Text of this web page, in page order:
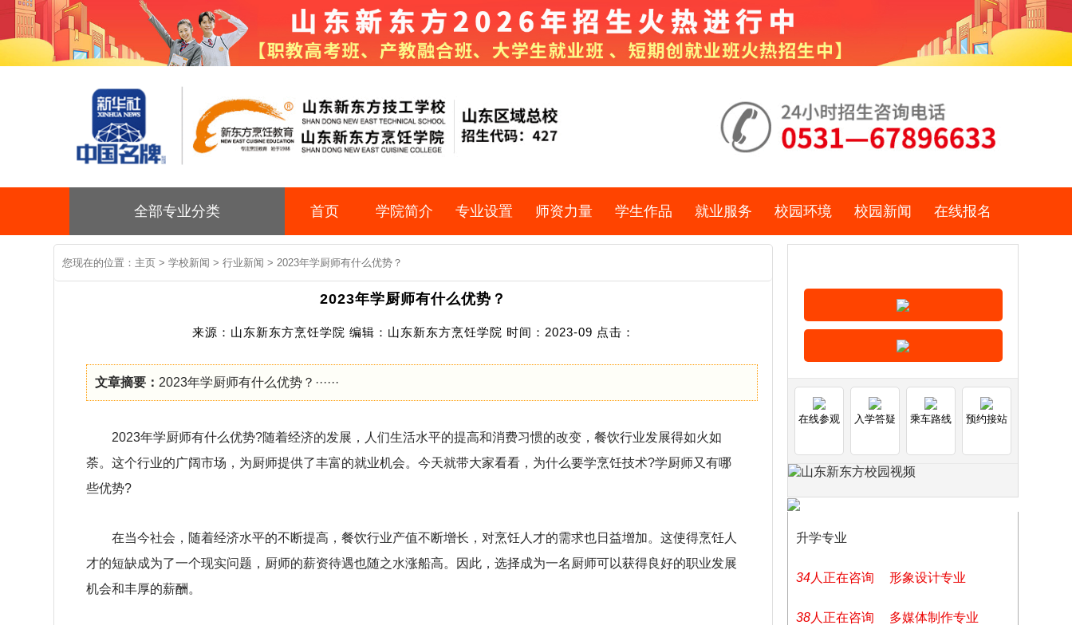
全部专业分类 首页 学院简介 专业设置 师资力量 学生作品 就业服务 校园环境 校园新闻 在线报名
您现在的位置： 主页 > 学校新闻 > 行业新闻 > 2023年学厨师有什么优势？
2023年学厨师有什么优势？
来源：山东新东方烹饪学院 编辑：山东新东方烹饪学院 时间：2023-09 点击：
文章摘要： 2023年学厨师有什么优势？······
2023年学厨师有什么优势?随着经济的发展，人们生活水平的提高和消费习惯的改变，餐饮行业发展得如火如
荼。这个行业的广阔市场，为厨师提供了丰富的就业机会。今天就带大家看看，为什么要学烹饪技术?学厨师又有哪
些优势?
在当今社会，随着经济水平的不断提高，餐饮行业产值不断增长，对烹饪人才的需求也日益增加。这使得烹饪人
才的短缺成为了一个现实问题，厨师的薪资待遇也随之水涨船高。因此，选择成为一名厨师可以获得良好的职业发展
机会和丰厚的薪酬。
在线参观 入学答疑 乘车路线 预约接站
升学专业
34人正在咨询 形象设计专业
38人正在咨询 多媒体制作专业